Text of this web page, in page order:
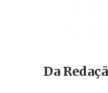
Da